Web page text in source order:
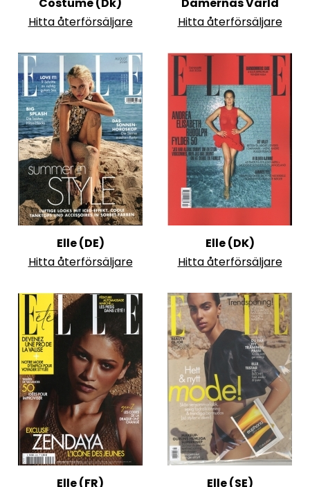
Hitta återförsäljare
Hitta återförsäljare
Elle (DE)
Hitta återförsäljare
Elle (DK)
Hitta återförsäljare
Elle (FR)
Elle (SE)